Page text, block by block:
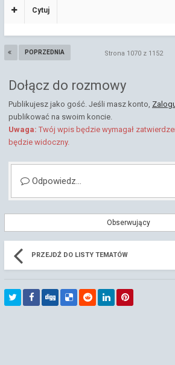
Cytuj
POPRZEDNIA Strona 1070 z 1152
Dołącz do rozmowy
Publikujesz jako gość. Jeśli masz konto,
publikować na swoim koncie.
Uwaga: Twój wpis będzie wymagał
będzie widoczny.
Odpowiedz...
Obserwujący
PRZEJDŹ DO LISTY TEMATÓW